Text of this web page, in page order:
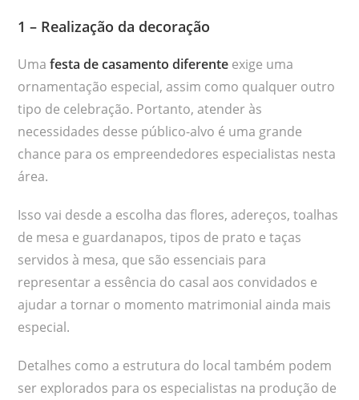
1 – Realização da decoração
Umafesta de casamento diferente exige uma
ornamentação especial, assim como qualquer outro
tipo de celebração. Portanto, atender às
necessidades desse público-alvo é uma grande
chance para os empreendedores especialistas nesta
área.
Isso vai desde a escolha das flores, adereços, toalhas
de mesa e guardanapos, tipos de prato e taças
servidos à mesa, que são essenciais para
representar a essência do casal aos convidados e
ajudar a tornar o momento matrimonial ainda mais
especial.
Detalhes como a estrutura do local também podem
ser explorados para os especialistas na produção de